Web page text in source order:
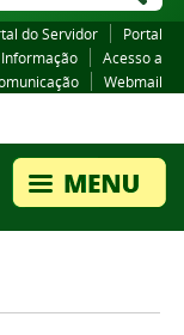
do Servidor
Portal
Acesso a
Webmail